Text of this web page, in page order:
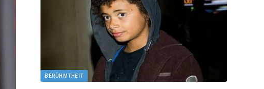
BERÜHMTHEIT